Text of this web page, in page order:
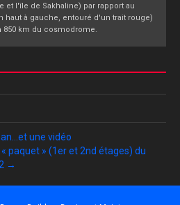
et l'île de Sakhaline) par rapport au
haut à gauche, entouré d'un trait rouge)
850 km du cosmodrome.
une vidéo
paquet » (1er et 2nd étages) du
→